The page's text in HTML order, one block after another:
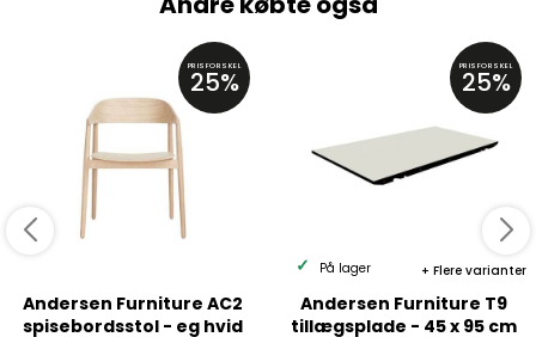
PRISFORSKEL
25%
Andersen Furniture AC2
spisebordsstol - eg hvid
PRISFORSKEL
25%
Flere varianter
På lager
Andersen Furniture T9
tillægsplade - 45 x 95 cm